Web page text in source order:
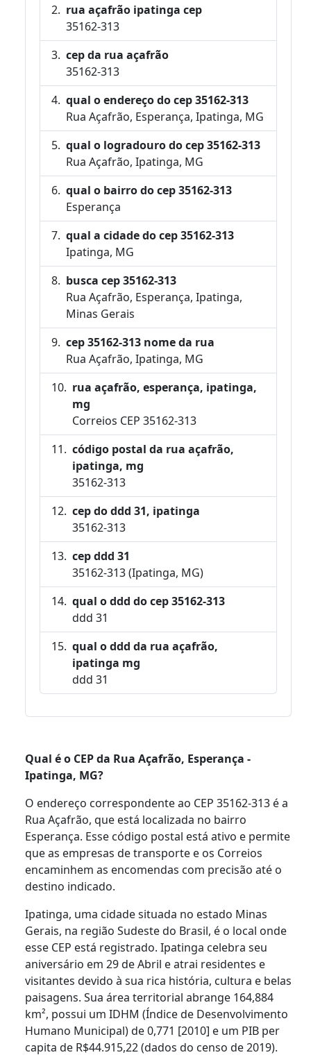
rua açafrão ipatinga cep
35162-313
cep da rua açafrão
35162-313
qual o endereço do cep 35162-313
Rua Açafrão, Esperança, Ipatinga, MG
qual o logradouro do cep 35162-313
Rua Açafrão, Ipatinga, MG
qual o bairro do cep 35162-313
Esperança
qual a cidade do cep 35162-313
Ipatinga, MG
busca cep 35162-313
Rua Açafrão, Esperança, Ipatinga,
Minas Gerais
cep 35162-313 nome da rua
Rua Açafrão, Ipatinga, MG
rua açafrão, esperança, ipatinga,
mg
Correios CEP 35162-313
código postal da rua açafrão,
ipatinga, mg
35162-313
cep do ddd 31, ipatinga
35162-313
cep ddd 31
35162-313 (Ipatinga, MG)
qual o ddd do cep 35162-313
ddd 31
qual o ddd da rua açafrão,
ipatinga mg
ddd 31
Qual é o CEP da Rua Açafrão, Esperança -
Ipatinga, MG?
O endereço correspondente ao CEP 35162-313 é a
Rua Açafrão, que está localizada no bairro
Esperança. Esse código postal está ativo e permite
que as empresas de transporte e os Correios
encaminhem as encomendas com precisão até o
destino indicado.
Ipatinga, uma cidade situada no estado Minas
Gerais, na região Sudeste do Brasil, é o local onde
esse CEP está registrado. Ipatinga celebra seu
aniversário em 29 de Abril e atrai residentes e
visitantes devido à sua rica história, cultura e belas
paisagens. Sua área territorial abrange 164,884
km², possui um IDHM (Índice de Desenvolvimento
Humano Municipal) de 0,771 [2010] e um PIB per
capita de R$44.915,22 (dados do censo de 2019).